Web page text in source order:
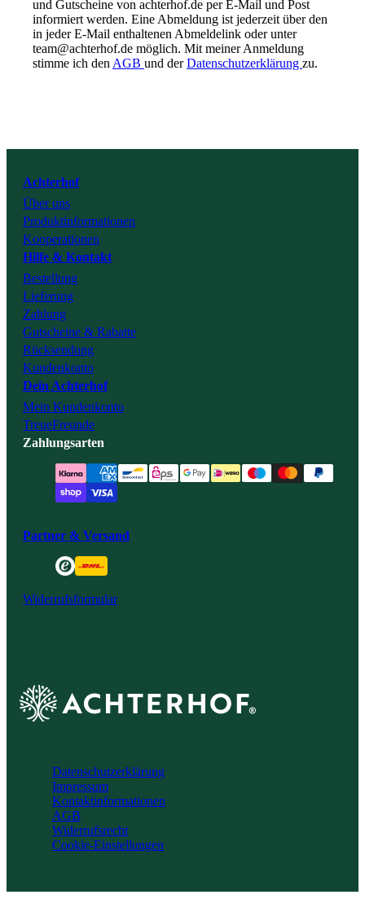
und Gutscheine von achterhof.de per E-Mail und Post
informiert werden. Eine Abmeldung ist jederzeit über den
in jeder E-Mail enthaltenen Abmeldelink oder unter
team@achterhof.de möglich. Mit meiner Anmeldung
stimme ich den AGB und derDatenschutzerklärung zu.
Instagram
Achterhof
Über uns
Produktinformationen
Kooperationen
Hilfe & Kontakt
Bestellung
Lieferung
Zahlung
Gutscheine & Rabatte
Rücksendung
Kundenkonto
Dein Achterhof
Mein Kundenkonto
TreueFreunde
Zahlungsarten
Partner & Versand
Widerrufsformular
Achterhof
Datenschutzerklärung
Impressum
Kontaktinformationen
AGB
Widerrufsrecht
Cookie-Einstellungen